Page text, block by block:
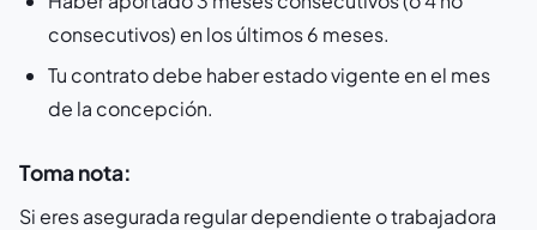
consecutivos) en los últimos 6 meses.
Tu contrato debe haber estado vigente en el mes
de la concepción.
Toma nota:
Si eres asegurada regular dependiente o trabajadora